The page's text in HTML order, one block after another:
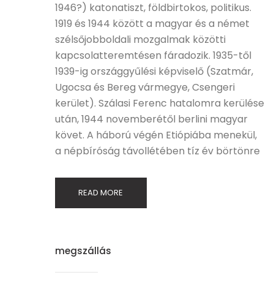
1946?) katonatiszt, földbirtokos, politikus.
1919 és 1944 között a magyar és a német
szélsőjobboldali mozgalmak közötti
kapcsolatteremtésen fáradozik. 1935-től
1939-ig országgyűlési képviselő (Szatmár,
Ugocsa és Bereg vármegye, Csengeri
kerület). Szálasi Ferenc hatalomra kerülése
után, 1944 novemberétől berlini magyar
követ. A háború végén Etiópiába menekül,
a népbíróság távollétében tíz év börtönre
READ MORE
megszállás